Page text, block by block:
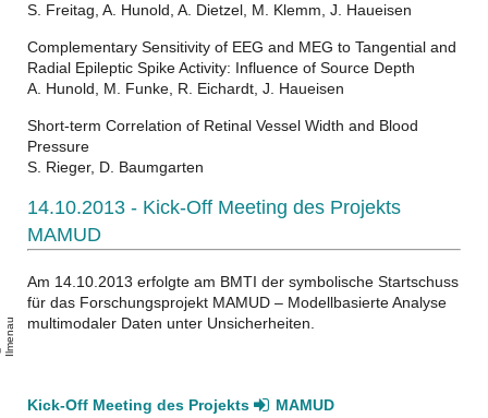
S. Freitag, A. Hunold, A. Dietzel, M. Klemm, J. Haueisen
Complementary Sensitivity of EEG and MEG to Tangential and
Radial Epileptic Spike Activity: Influence of Source Depth
A. Hunold, M. Funke, R. Eichardt, J. Haueisen
Short-term Correlation of Retinal Vessel Width and Blood
Pressure
S. Rieger, D. Baumgarten
14.10.2013 - Kick-Off Meeting des Projekts
MAMUD
Am 14.10.2013 erfolgte am BMTI der symbolische Startschuss
für das Forschungsprojekt MAMUD – Modellbasierte Analyse
multimodaler Daten unter Unsicherheiten.
u
Kick-Off Meeting des Projekts MAMUD